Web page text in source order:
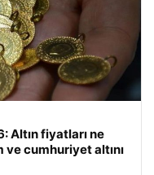
Altın fiyatları ne
ve cumhuriyet altını